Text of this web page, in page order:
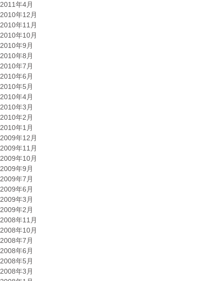
2011年4月
2010年12月
2010年11月
2010年10月
2010年9月
2010年8月
2010年7月
2010年6月
2010年5月
2010年4月
2010年3月
2010年2月
2010年1月
2009年12月
2009年11月
2009年10月
2009年9月
2009年7月
2009年6月
2009年3月
2009年2月
2008年11月
2008年10月
2008年7月
2008年6月
2008年5月
2008年3月